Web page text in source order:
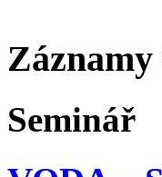
Seminář